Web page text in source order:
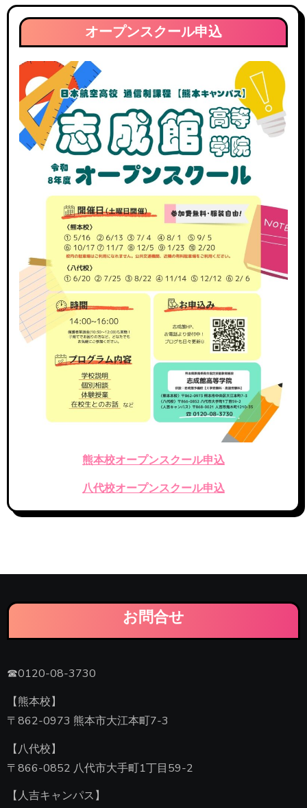
ア
ー
カ
イ
ブ
オープンスクール申込
熊本校オープンスクール申込
八代校オープンスクール申込
お問合せ
☎0120-08-3730
【熊本校】
〒862-0973 熊本市大江本町7-3
【八代校】
〒866-0852 八代市大手町1丁目59-2
【人吉キャンパス】